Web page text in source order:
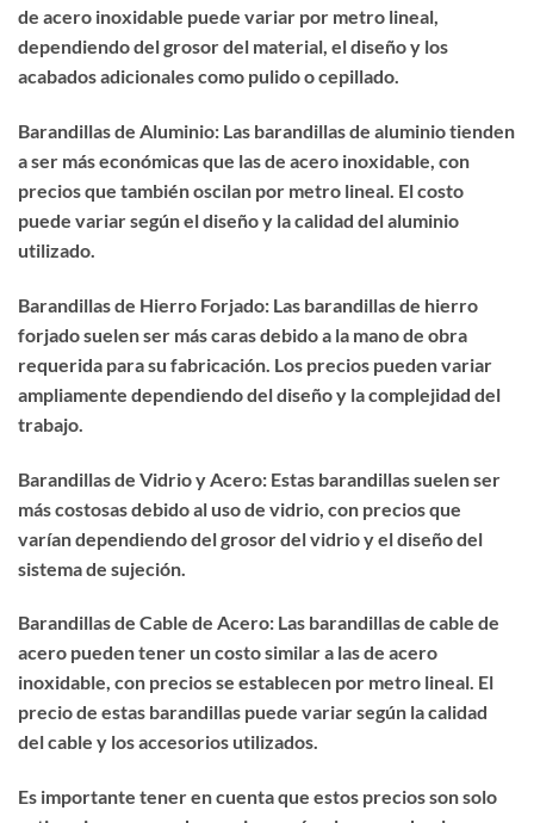
de acero inoxidable puede variar por metro lineal,
dependiendo del grosor del material, el diseño y los
acabados adicionales como pulido o cepillado.
Barandillas de Aluminio: Las barandillas de aluminio tienden
a ser más económicas que las de acero inoxidable, con
precios que también oscilan por metro lineal. El costo
puede variar según el diseño y la calidad del aluminio
utilizado.
Barandillas de Hierro Forjado: Las barandillas de hierro
forjado suelen ser más caras debido a la mano de obra
requerida para su fabricación. Los precios pueden variar
ampliamente dependiendo del diseño y la complejidad del
trabajo.
Barandillas de Vidrio y Acero: Estas barandillas suelen ser
más costosas debido al uso de vidrio, con precios que
varían dependiendo del grosor del vidrio y el diseño del
sistema de sujeción.
Barandillas de Cable de Acero: Las barandillas de cable de
acero pueden tener un costo similar a las de acero
inoxidable, con precios se establecen por metro lineal. El
precio de estas barandillas puede variar según la calidad
del cable y los accesorios utilizados.
Es importante tener en cuenta que estos precios son solo